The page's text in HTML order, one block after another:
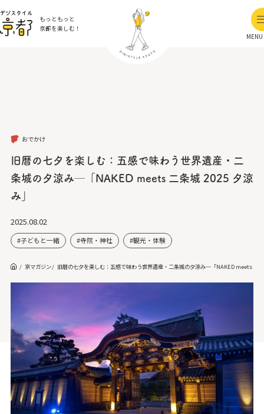
もっともっと
京都を楽しむ！
MENU
おでかけ
旧暦の七夕を楽しむ：五感で味わう世界遺産・二
条城の夕涼み─「NAKED meets 二条城 2025 夕涼
み」
2025.08.02
子どもと一緒 寺院・神社 観光・体験
京マガジン 旧暦の七夕を楽しむ：五感で味わう世界遺産・二条城の夕涼み─「NAKED meets 二